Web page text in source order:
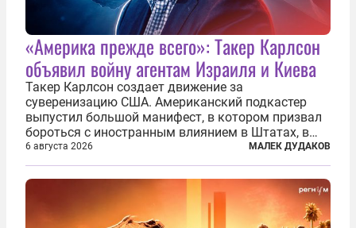
«Америка прежде всего»: Такер Карлсон
объявил войну агентам Израиля и Киева
Такер Карлсон создает движение за
суверенизацию США. Американский подкастер
выпустил большой манифест, в котором призвал
бороться с иностранным влиянием в Штатах, в
первую очередь имея в виду Израиль. А также
прекратить заморские войны, выплатить
репарации Ирану, остановить прием мигрантов...
6 августа 2026 МАЛЕК ДУДАКОВ